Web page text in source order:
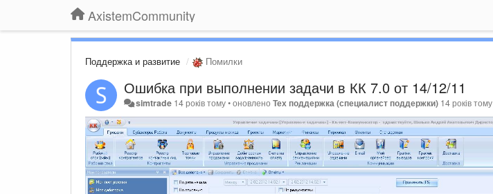
AxistemCommunity
Поддержка и развитие Помилки
Ошибка при выполнении задачи в КК 7.0 от 14/12/11
simtrade 14 років тому•оновленоТех поддержка (специалист поддержки) 14 років тому